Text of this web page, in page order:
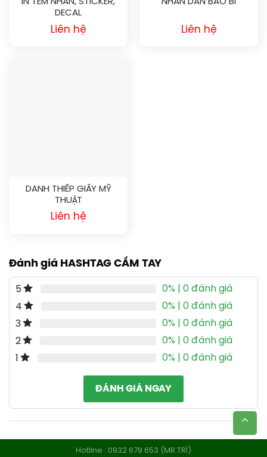
IN TEM NHÃN, STICKER,
DECAL
Liên hệ
NHÃN DÁN BAO BÌ
Liên hệ
DANH THIẾP GIẤY MỸ
THUẬT
Liên hệ
Đánh giá HASHTAG CẦM TAY
5 0% | 0 đánh giá
4
0% | 0 đánh giá
3
0% | 0 đánh giá
2
0% | 0 đánh giá
1
0% | 0 đánh giá
ĐÁNH GIÁ NGAY
Hotline : 0932 679 653 (MR.TRÍ)